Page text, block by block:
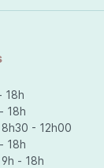
18h
18h
- 12h00
18h
- 18h